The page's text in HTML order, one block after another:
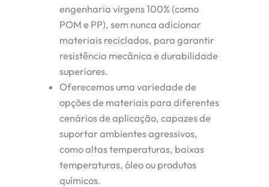
engenharia virgens 100% (como
POM e PP), sem nunca adicionar
materiais reciclados, para garantir
resistência mecânica e durabilidade
superiores.
Oferecemos uma variedade de
opções de materiais para diferentes
cenários de aplicação, capazes de
suportar ambientes agressivos,
como altas temperaturas, baixas
temperaturas, óleo ou produtos
químicos.